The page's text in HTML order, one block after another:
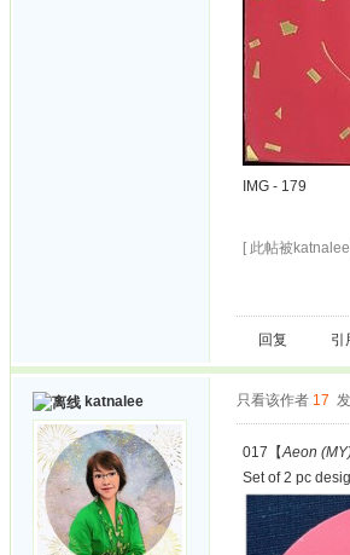
IMG - 179
[ 此帖被
回复 引
katnalee 只看该作者 17
017【Aeon
Set of 2 pc